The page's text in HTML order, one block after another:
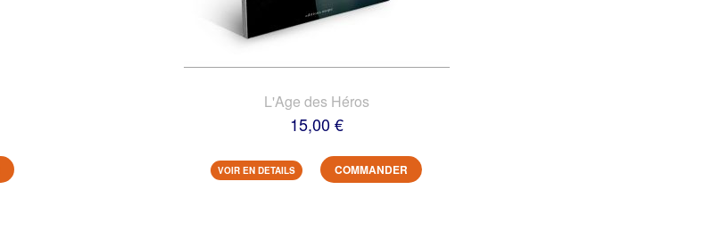
L'Age des Héros
15,00 €
VOIR EN DETAILS COMMANDER